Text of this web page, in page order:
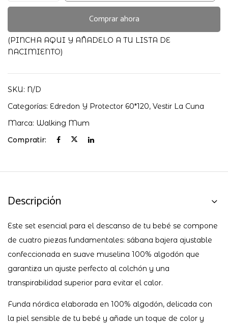
BAJERA
ALMOHADA
CUNA
120X60
GALA
WALKING
cantidad
Comprar ahora
(PINCHA AQUI Y AÑADELO A TU LISTA DE
NACIMIENTO)
SKU: N/D
Categorías: Edredon Y Protector 60*120, Vestir La Cuna
Marca: Walking Mum
Compratir:
Descripción
Este set esencial para el descanso de tu bebé se compone
de cuatro piezas fundamentales: sábana bajera ajustable
confeccionada en suave muselina 100% algodón que
garantiza un ajuste perfecto al colchón y una
transpirabilidad superior para evitar el calor.
Funda nórdica elaborada en 100% algodón, delicada con
la piel sensible de tu bebé y añade un toque de color y